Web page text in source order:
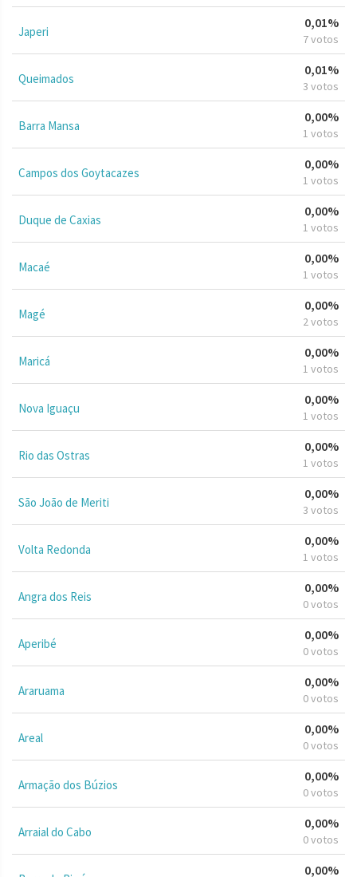
Japeri
0,01%
7 votos
Queimados
0,01%
3 votos
Barra Mansa
0,00%
1 votos
Campos dos Goytacazes
0,00%
1 votos
Duque de Caxias
0,00%
1 votos
Macaé
0,00%
1 votos
Magé
0,00%
2 votos
Maricá
0,00%
1 votos
Nova Iguaçu
0,00%
1 votos
Rio das Ostras
0,00%
1 votos
São João de Meriti
0,00%
3 votos
Volta Redonda
0,00%
1 votos
Angra dos Reis
0,00%
0 votos
Aperibé
0,00%
0 votos
Araruama
0,00%
0 votos
Areal
0,00%
0 votos
Armação dos Búzios
0,00%
0 votos
Arraial do Cabo
0,00%
0 votos
0,00%